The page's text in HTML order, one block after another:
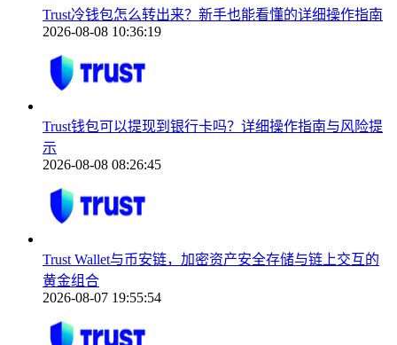
Trust冷钱包怎么转出来？新手也能看懂的详细操作指南
2026-08-08 10:36:19
Trust钱包可以提现到银行卡吗？详细操作指南与风险提
示
2026-08-08 08:26:45
Trust Wallet与币安链，加密资产安全存储与链上交互的
黄金组合
2026-08-07 19:55:54